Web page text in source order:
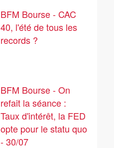
BFM Bourse - CAC
40, l'été de tous les
records ?
BFM Bourse - On
refait la séance :
Taux d'intérêt, la FED
opte pour le statu quo
- 30/07